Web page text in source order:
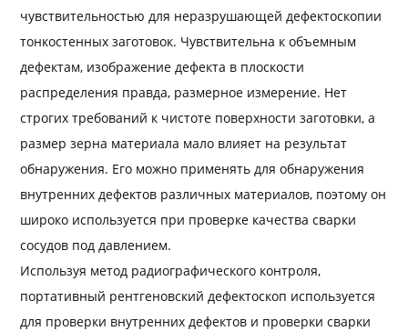
чувствительностью для неразрушающей дефектоскопии
тонкостенных заготовок. Чувствительна к объемным
дефектам, изображение дефекта в плоскости
распределения правда, размерное измерение. Нет
строгих требований к чистоте поверхности заготовки, а
размер зерна материала мало влияет на результат
обнаружения. Его можно применять для обнаружения
внутренних дефектов различных материалов, поэтому он
широко используется при проверке качества сварки
сосудов под давлением.
Используя метод радиографического контроля,
портативный рентгеновский дефектоскоп используется
для проверки внутренних дефектов и проверки сварки